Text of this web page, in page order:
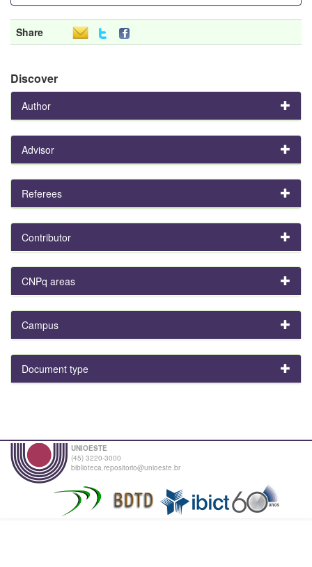
Share
Discover
Author
Advisor
Referees
Contributor
CNPq areas
Campus
Document type
UNIOESTE
(45) 3220-3000
biblioteca.repositorio@unioeste.br